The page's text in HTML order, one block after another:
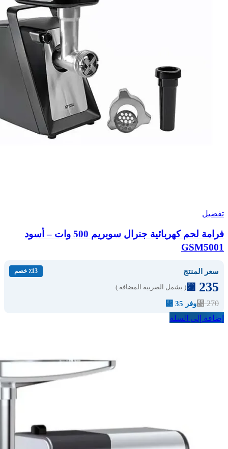
تفضيل
فرامة لحم كهربائية جنرال سوبريم 500 وات – أسود
GSM5001
سعر المنتج ٪13 خصم
⃁ 235 ( يشمل الضريبة المضافة )
⃁270 وفر 35 ⃁
إضافة إلى السلة